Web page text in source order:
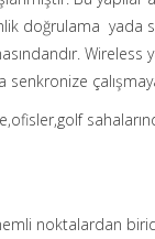
doğrulama yada
Wireless
noktalardan